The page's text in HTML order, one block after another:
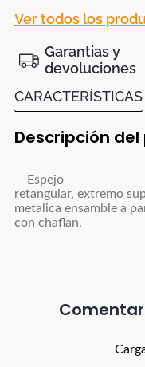
Ver todos los
Garantias y
devoluciones
CARACTERÍSTICAS
Descripción
Espejo
retangular, extremo
metalica ensamble a
con chaflan.